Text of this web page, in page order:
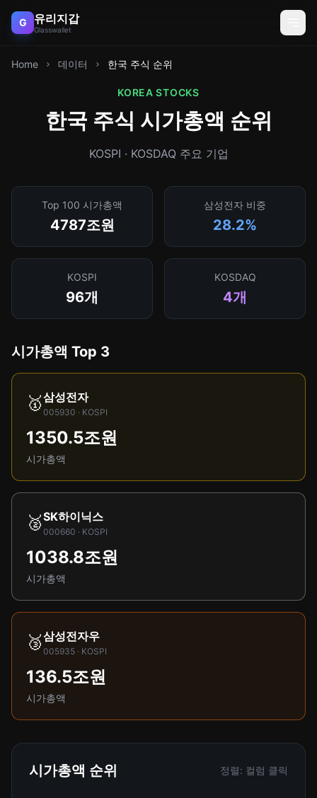
G 유리지갑
Glasswallet
Home 데이터 한국 주식 순위
KOREA STOCKS
한국 주식 시가총액 순위
KOSPI · KOSDAQ 주요 기업
Top 100 시가총액
4787조원
삼성전자 비중
28.2%
KOSPI
96개
KOSDAQ
4개
시가총액 Top 3
🥇삼성전자
005930 · KOSPI
1350.5조원
시가총액
🥈SK하이닉스
000660 · KOSPI
1038.8조원
시가총액
🥉삼성전자우
005935 · KOSPI
136.5조원
시가총액
시가총액 순위 정렬: 컬럼 클릭